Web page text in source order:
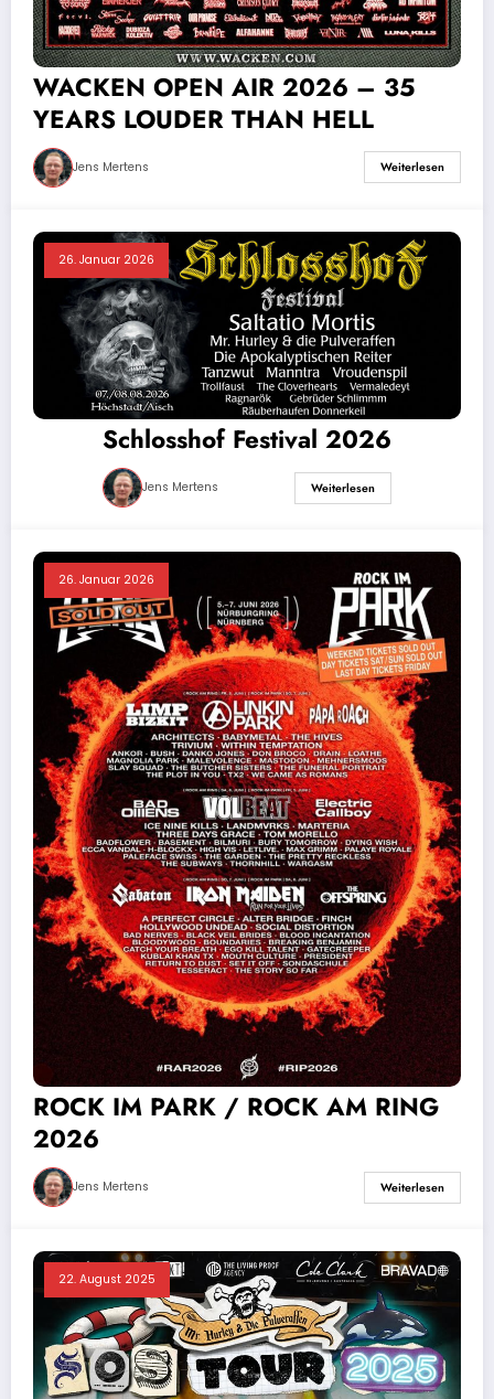
WACKEN OPEN AIR 2026 – 35
YEARS LOUDER THAN HELL
Jens Mertens Weiterlesen
26. Januar 2026
Schlosshof Festival 2026
Jens Mertens Weiterlesen
26. Januar 2026
ROCK IM PARK / ROCK AM RING
2026
Jens Mertens Weiterlesen
22. August 2025